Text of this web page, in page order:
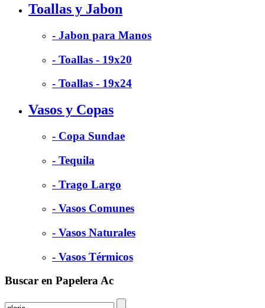
Toallas y Jabon
- Jabon para Manos
- Toallas - 19x20
- Toallas - 19x24
Vasos y Copas
- Copa Sundae
- Tequila
- Trago Largo
- Vasos Comunes
- Vasos Naturales
- Vasos Térmicos
Buscar en Papelera Ac